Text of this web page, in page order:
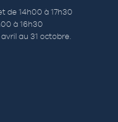
de 14h00 à 17h30
à 16h30
au 31 octobre.